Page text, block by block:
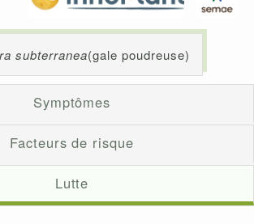
subterranea(gale poudreuse)
Symptômes
Facteurs de risque
Lutte